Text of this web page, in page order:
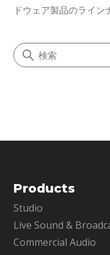
ドウェア製品のライン
プラグインサーバー
ステージボックス
コンソールI/Oカード
ネットワークスイッ
ヘッドホン
Products
Studio
Live Sound &
Commercial Audio